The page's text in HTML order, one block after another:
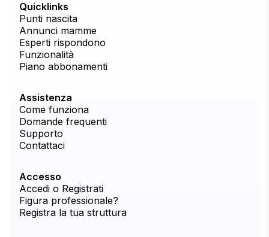
Quicklinks
Punti nascita
Annunci mamme
Esperti rispondono
Funzionalità
Piano abbonamenti
Assistenza
Come funziona
Domande frequenti
Supporto
Contattaci
Accesso
Accedi o Registrati
Figura professionale?
Registra la tua struttura